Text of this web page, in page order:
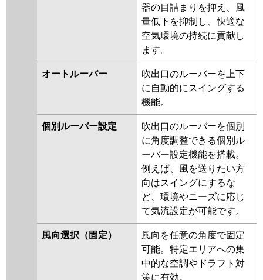
PA-P56U7GNCX PA-P56U7GNC
PA-P56U7GC
PLZ-ZRMP56HLF5 PLZ-
ZRMP56HF5 PLZ-ZRMP56HBF5
PLZ-ZRMP56HFG5 PLZ-
ZRMP56HLF4 PLZ-ZRMP56HF4
PLZ-ZRMP56HBF4
PLZ-
ZRMP56HFG4 PLZ-ZRMP56HLF3
PLZ-ZRMP56HF3
ZRMP56HFG3 PLZ-ZRMP56HF2
PLZ-ZRMP56HLF2 PLZ-
ZRMP56HFG2 PLZ-ZRMP56EFZ
PLZ-ZRMP56ELFZ PLZ-
ZRMP56EFGZ PLZ-
ZRMP56ELFGZ PLZ-ZRMP56EFY
PLZ-ZRMP56ELFY PLZ-
ZRMP56EFGY PLZ-
ZRMP56ELFGY PLZ-ZRMP56EFV
PLZ-ZRMP56ELFV PLZ-
ZRMP56EFGV PLZ-
ZRMP56ELFGV PLZ-
器の目詰まりを抑え、風
量低下を抑制し、快適な
空気環境の持続に貢献し
ます。
オートルーバー
吹出口のルーバーを上下
に自動的にスイングする
機能。
個別ルーバー設定
吹出口のルーバーを個別
に角度調整できる個別ル
ーバー設定機能を搭載。
例えば、風を送りたい方
向はスイングにするな
ど、環境やニーズに応じ
て気流設定が可能です。
風向選択（固定）
風向を任意の角度で固定
可能。特定エリアへの集
中的な空調やドラフト対
策に有効。